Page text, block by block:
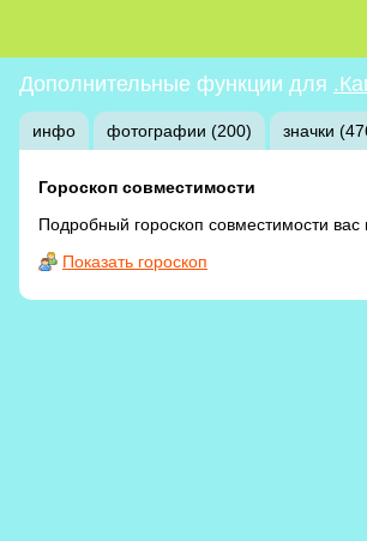
Дополнительные функции для
инфо фотографии (200) значки
Гороскоп совместимости
Подробный гороскоп совместимости
Показать гороскоп